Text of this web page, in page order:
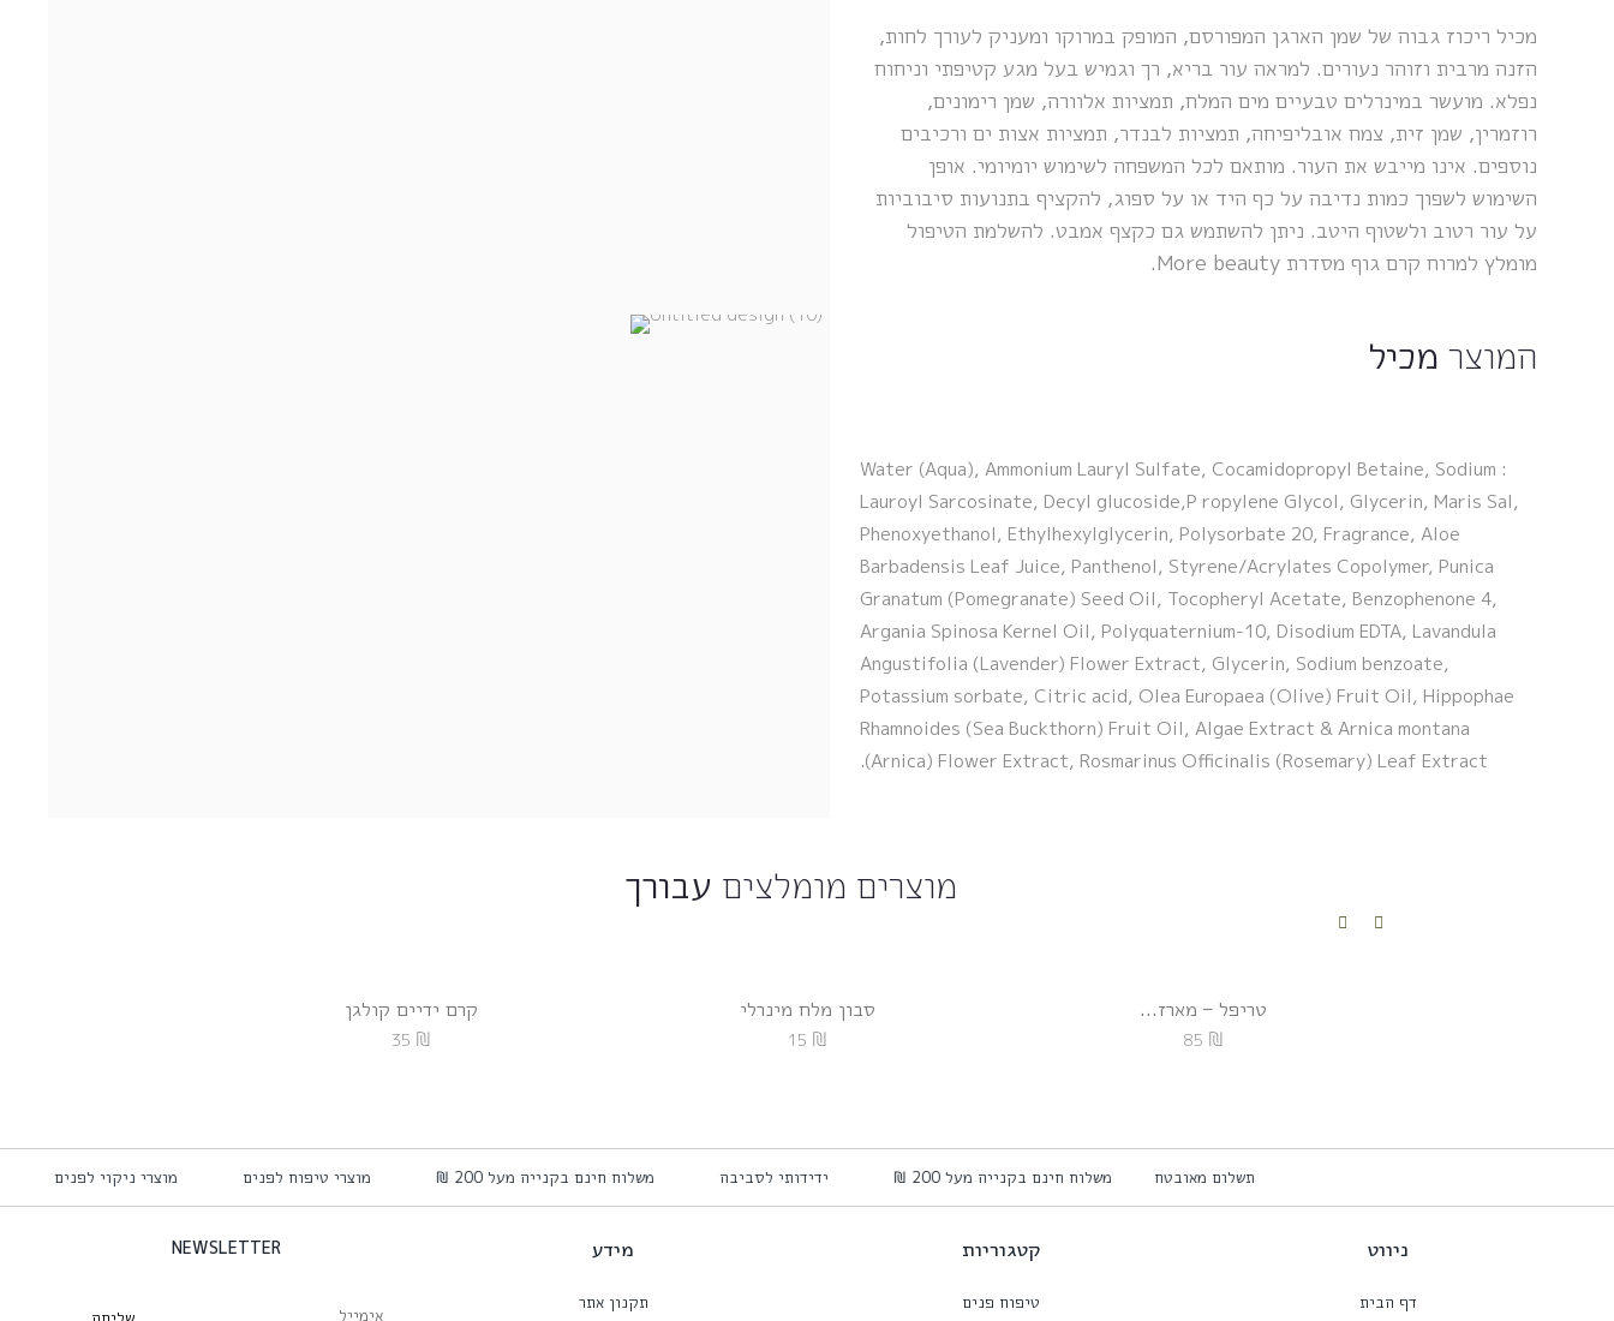
מכיל ריכוז גבוה של שמן הארגן המפורסם, המופק במרוקו ומעניק לעורך לחות,
הזנה מרבית וזוהר נעורים. למראה עור בריא, רך וגמיש בעל מגע קטיפתי וניחוח
נפלא. מועשר במינרלים טבעיים מים המלח, תמציות אלוורה, שמן רימונים,
רוזמרין, שמן זית, צמח אובליפיחה, תמציות לבנדר, תמציות אצות ים ורכיבים
נוספים. אינו מייבש את העור. מותאם לכל המשפחה לשימוש יומיומי. אופן
השימוש לשפוך כמות נדיבה על כף היד או על ספוג, להקציף בתנועות סיבוביות
על עור רטוב ולשטוף היטב. ניתן להשתמש גם כקצף אמבט. להשלמת הטיפול
מומלץ למרוח קרם גוף מסדרת More beauty.
המוצר מכיל
: Water (Aqua), Ammonium Lauryl Sulfate, Cocamidopropyl Betaine, Sodium
Lauroyl Sarcosinate, Decyl glucoside,P ropylene Glycol, Glycerin, Maris Sal,
Phenoxyethanol, Ethylhexylglycerin, Polysorbate 20, Fragrance, Aloe
Barbadensis Leaf Juice, Panthenol, Styrene/Acrylates Copolymer, Punica
Granatum (Pomegranate) Seed Oil, Tocopheryl Acetate, Benzophenone 4,
Argania Spinosa Kernel Oil, Polyquaternium-10, Disodium EDTA, Lavandula
Angustifolia (Lavender) Flower Extract, Glycerin, Sodium benzoate,
Potassium sorbate, Citric acid, Olea Europaea (Olive) Fruit Oil, Hippophae
Rhamnoides (Sea Buckthorn) Fruit Oil, Algae Extract & Arnica montana
(Arnica) Flower Extract, Rosmarinus Officinalis (Rosemary) Leaf Extract.
מוצרים מומלצים עבורך
טריפל – מארז...
85 ₪
סבון מלח מינרלי
15 ₪
קרם ידיים קולגן
35 ₪
תשלום מאובטח משלוח חינם בקנייה מעל 200 ₪ ידידותי לסביבה משלוח חינם בקנייה מעל 200 ₪ מוצרי טיפוח לפנים מוצרי ניקוי לפנים
ניווט
דף הבית
קטגוריות
טיפוח פנים
מידע
תקנון אתר
NEWSLETTER